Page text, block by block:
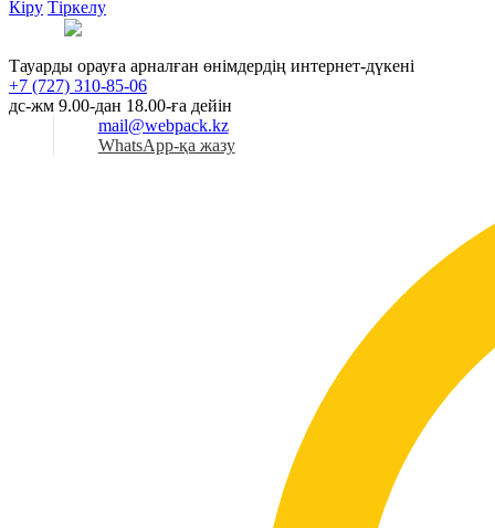
Кіру Тіркелу
Тауарды орауға арналған өнімдердің интернет-дүкені
+7 (727) 310-85-06
дс-жм 9.00-дан 18.00-ға дейін
mail@webpack.kz
WhatsApp-қа жазу